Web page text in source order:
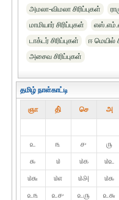
அமலா-விமலா சிரிப்புகள்
மாமியார் சிரிப்புகள்
டாக்டர் சிரிப்புகள்
ஈ மெயில்
அசைவ சிரிப்புகள்
தமிழ் நாள்காட்டி
ஞா தி் செ அ
௨
௩ ௪ ௫
௯
௰ ௰௧ ௰௨
௰௬
௰௭ ௰௮ ௰௯
௨௩
௨௪ ௨௫ ௨௬